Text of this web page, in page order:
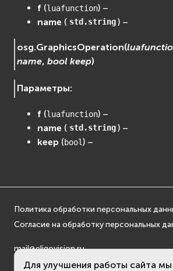
osgText
osgViewer
Физика (Physics)
fs
ios
Сеть (Network)
f (luafunction) –
name ( std.string ) –
osg.GraphicsOperation(
name,bool keep)
Параметры:
f (luafunction) –
name ( std.string ) –
keep (bool) –
Политика обработки персональных
Согласие на обработку персональных
mail@eligovision.ru
+7 (495) 740 08 16
Для улучшения работы сайта